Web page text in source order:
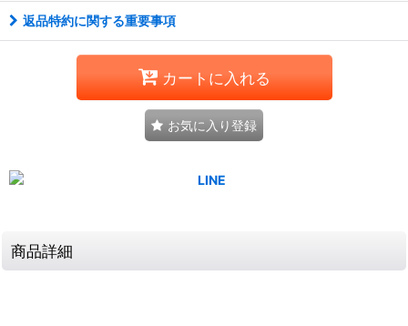
返品特約に関する重要事項
カートに入れる
お気に入り登録
商品詳細